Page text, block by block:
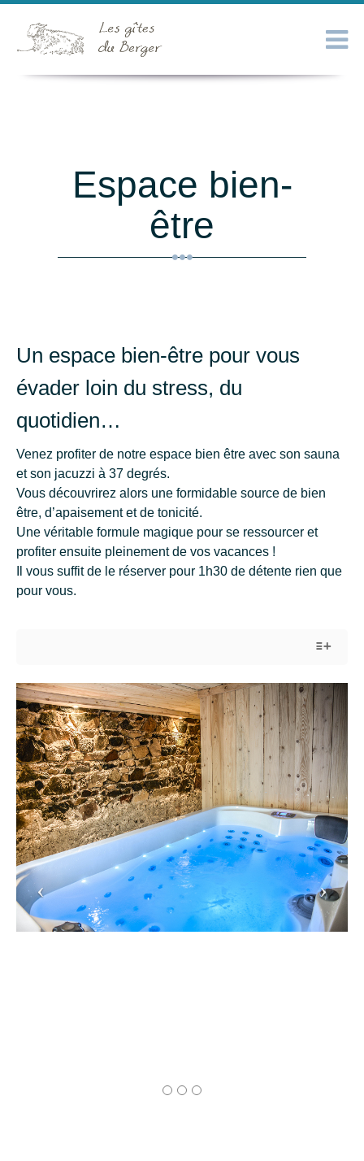
Espace bien-
être
Un espace bien-être pour vous
évader loin du stress, du
quotidien…
Venez profiter de notre espace bien être avec son sauna
et son jacuzzi à 37 degrés.
Vous découvrirez alors une formidable source de bien
être, d’apaisement et de tonicité.
Une véritable formule magique pour se ressourcer et
profiter ensuite pleinement de vos vacances !
Il vous suffit de le réserver pour 1h30 de détente rien que
pour vous.